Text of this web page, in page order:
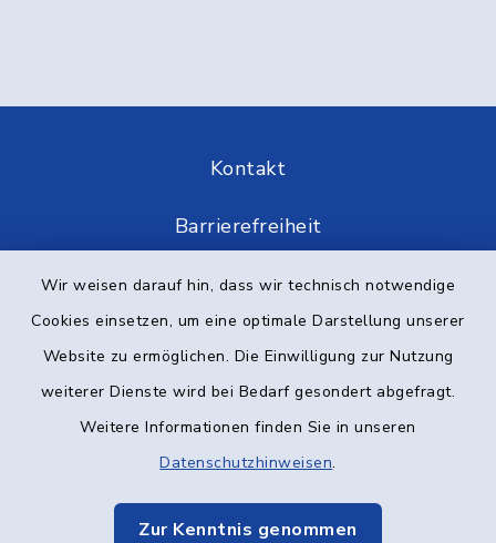
Wir weisen darauf hin, dass wir technisch notwendige
Cookies einsetzen, um eine optimale Darstellung unserer
Website zu ermöglichen. Die Einwilligung zur Nutzung
weiterer Dienste wird bei Bedarf gesondert abgefragt.
Weitere Informationen finden Sie in unseren
Datenschutzhinweisen.
Zur Kenntnis genommen
Kontakt
Barrierefreiheit
Datenschutz
Elektronische Kommunikation
Sitemap